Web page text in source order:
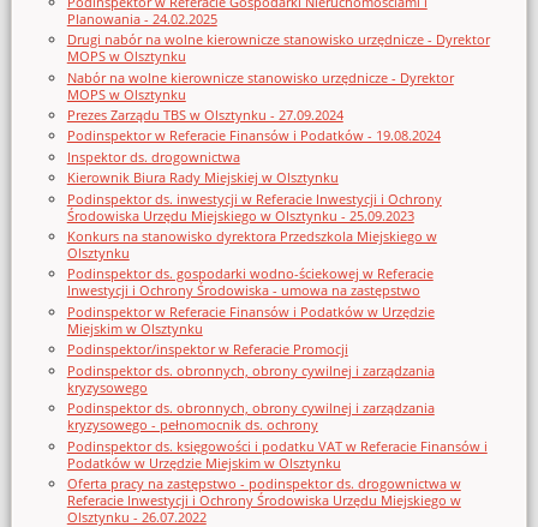
Planowania - 24.02.2025
Drugi nabór na wolne kierownicze stanowisko urzędnicze - Dyrektor
MOPS w Olsztynku
Nabór na wolne kierownicze stanowisko urzędnicze - Dyrektor
MOPS w Olsztynku
Prezes Zarządu TBS w Olsztynku - 27.09.2024
Podinspektor w Referacie Finansów i Podatków - 19.08.2024
Inspektor ds. drogownictwa
Kierownik Biura Rady Miejskiej w Olsztynku
Podinspektor ds. inwestycji w Referacie Inwestycji i Ochrony
Środowiska Urzędu Miejskiego w Olsztynku - 25.09.2023
Konkurs na stanowisko dyrektora Przedszkola Miejskiego w
Olsztynku
Podinspektor ds. gospodarki wodno-ściekowej w Referacie
Inwestycji i Ochrony Środowiska - umowa na zastępstwo
Podinspektor w Referacie Finansów i Podatków w Urzędzie
Miejskim w Olsztynku
Podinspektor/inspektor w Referacie Promocji
Podinspektor ds. obronnych, obrony cywilnej i zarządzania
kryzysowego
Podinspektor ds. obronnych, obrony cywilnej i zarządzania
kryzysowego - pełnomocnik ds. ochrony
Podinspektor ds. księgowości i podatku VAT w Referacie Finansów i
Podatków w Urzędzie Miejskim w Olsztynku
Oferta pracy na zastępstwo - podinspektor ds. drogownictwa w
Referacie Inwestycji i Ochrony Środowiska Urzędu Miejskiego w
Olsztynku - 26.07.2022